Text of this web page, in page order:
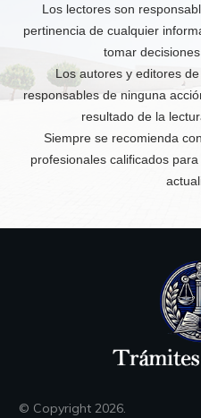
Los lectores son
pertinencia de cualquier
tomar
Los autores y editores
responsables de ninguna
resultado de la
Siempre se recomienda
profesionales calificados
© Copyright 2026.